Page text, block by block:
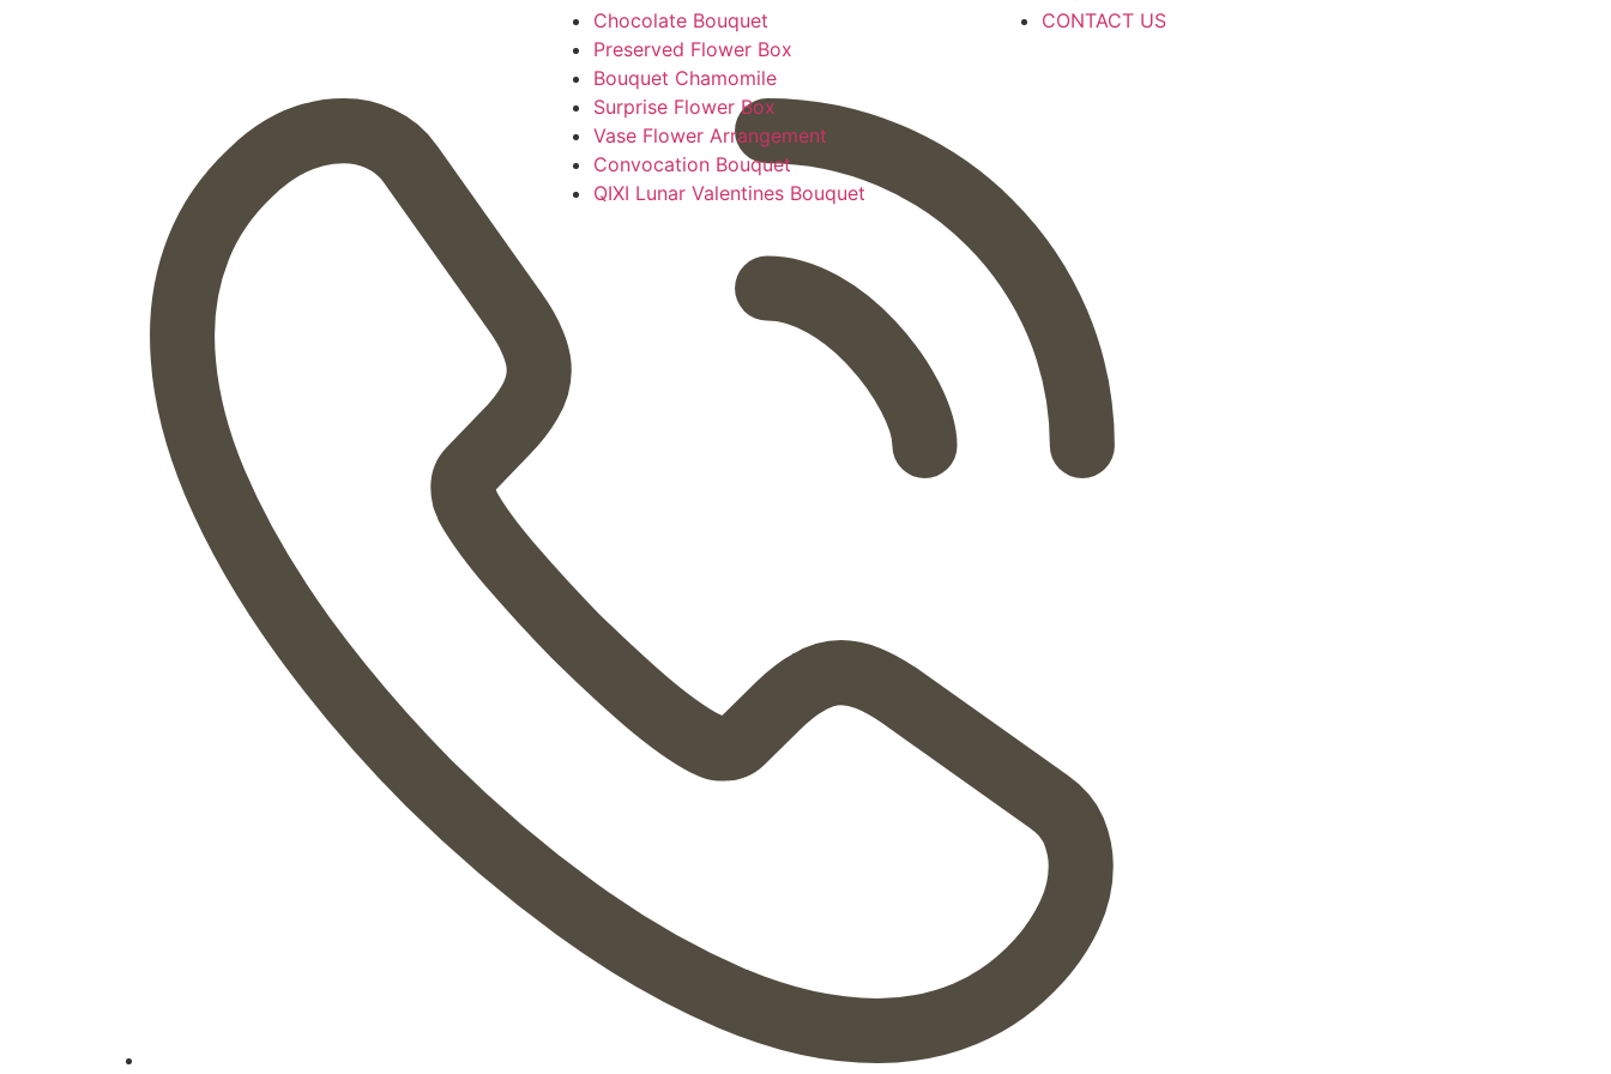
Chocolate Bouquet
Preserved Flower Box
Bouquet Chamomile
Surprise Flower Box
Vase Flower Arrangement
Convocation Bouquet
QIXI Lunar Valentines Bouquet
CONTACT US